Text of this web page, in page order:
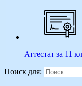
Аттестат за 11
Поиск для: